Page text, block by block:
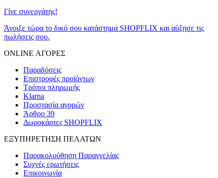
Γίνε συνεργάτης!
Άνοιξε τώρα το δικό σου κατάστημα SHOPFLIX και αύξησε τις
πωλήσεις σου.
ONLINE ΑΓΟΡΕΣ
Παραδόσεις
Επιστροφές προϊόντων
Τρόποι πληρωμής
Klarna
Προστασία αγορών
Άρθρο 39
Δωροκάρτες SHOPFLIX
ΕΞΥΠΗΡΕΤΗΣΗ ΠΕΛΑΤΩΝ
Παρακολούθηση Παραγγελίας
Συχνές ερωτήσεις
Επικοινωνία